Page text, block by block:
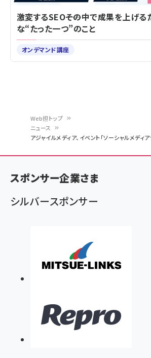
ン
く
ず
Web担トップ
ニュース
アジャイルメディア、イベント「ソーシャルメディ
激変するSEO――その中で成果を上げ
な“たった一つ”のこと
オンデマンド講座
スポンサー企業さま
シルバースポンサー